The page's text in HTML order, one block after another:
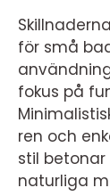
för små
fokus på
ren och
stil
naturliga